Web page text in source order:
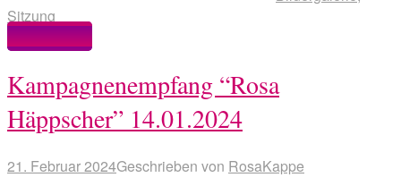
Sitzung
Weiterlesen
Kampagnenempfang “Rosa
Häppscher” 14.01.2024
21. Februar 2024Geschrieben von RosaKappe